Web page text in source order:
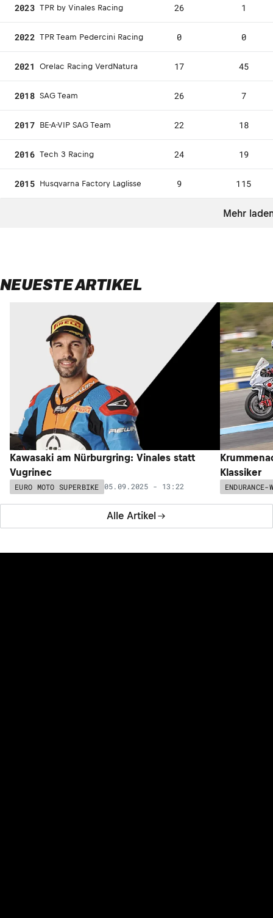
2023 TPR by Vinales Racing 26 1
2022 TPR Team Pedercini Racing 0 0
2021 Orelac Racing VerdNatura 17 45
2018 SAG Team 26 7
2017 BE-A-VIP SAG Team 22 18
2016 Tech 3 Racing 24 19
2015 Husqvarna Factory Laglisse 9 115
Mehr
NEUESTE ARTIKEL
Alle Artikel
Kawasaki am Nürburgring: Vinales statt
Vugrinec
EURO MOTO SUPERBIKE 05.09.2025 - 13:22
Klassiker
ENDURANCE-